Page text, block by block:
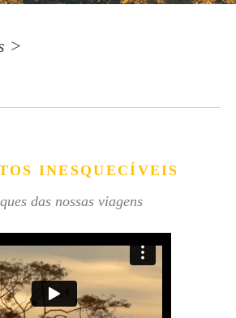
>
INESQUECÍVEIS
das nossas viagens